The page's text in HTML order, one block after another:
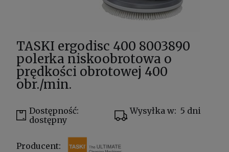
TASKI ergodisc 400 8003890
polerka niskoobrotowa o
prędkości obrotowej 400
obr./min.
Dostępność:
dostępny
Wysyłka w: 5 dni
Producent: